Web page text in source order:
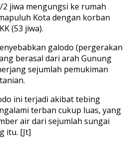
jiwa mengungsi ke rumah
Kota dengan korban
(53 jiwa).
galodo (pergerakan
berasal dari arah Gunung
sejumlah pemukiman
ini terjadi akibat tebing
terban cukup luas, yang
air dari sejumlah sungai
itu. [Jt]